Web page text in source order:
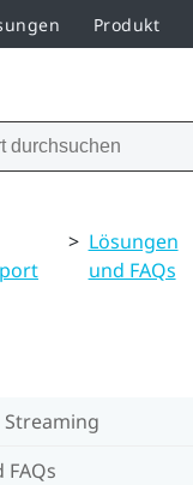
Produkt
> Lösungen
und FAQs
Streaming